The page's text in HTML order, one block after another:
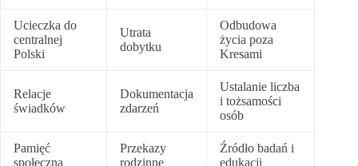
Ucieczka do
centralnej
Polski
Utrata
dobytku
Odbudowa
życia poza
Kresami
Relacje
świadków
Dokumentacja
zdarzeń
Ustalanie liczba
i tożsamości
osób
Pamięć
społeczna
Przekazy
rodzinne
Źródło badań i
edukacji